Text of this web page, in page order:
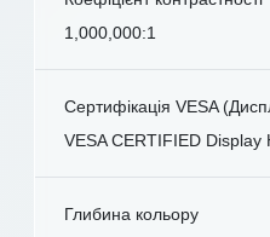
1,000,000:1
Сертифікація VESA
VESA CERTIFIED Display
Глибина кольору